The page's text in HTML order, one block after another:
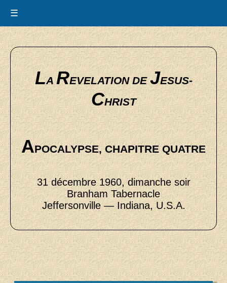
☰
LAREVELATION DEJESUS-
CHRIST
APOCALYPSE, CHAPITRE QUATRE
31 décembre 1960, dimanche soir
Branham Tabernacle
Jeffersonville — Indiana, U.S.A.